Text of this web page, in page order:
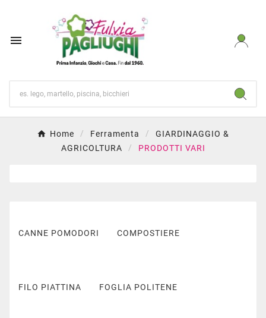

Home Ferramenta
GIARDINAGGIO &
AGRICOLTURA
PRODOTTI VARI
CANNE POMODORI COMPOSTIERE
FILO PIATTINA FOGLIA POLITENE